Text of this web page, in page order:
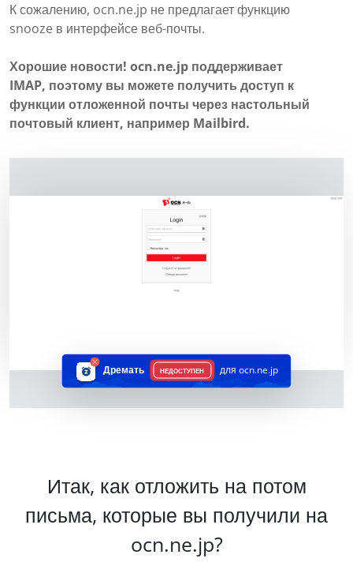
К сожалению, ocn.ne.jp не предлагает функцию
snooze в интерфейсе веб-почты.
Хорошие новости! ocn.ne.jp поддерживает
IMAP, поэтому вы можете получить доступ к
функции отложенной почты через настольный
почтовый клиент, например Mailbird.
Дремать НЕДОСТУПЕН для ocn.ne.jp
Итак, как отложить на потом
письма, которые вы получили на
ocn.ne.jp?